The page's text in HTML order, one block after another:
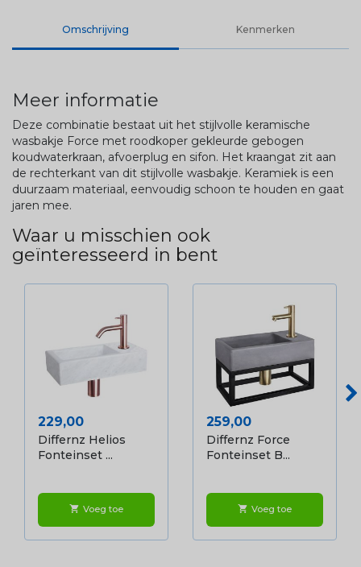
Omschrijving Kenmerken
Meer informatie
Deze combinatie bestaat uit het stijlvolle keramische
wasbakje Force met roodkoper gekleurde gebogen
koudwaterkraan, afvoerplug en sifon. Het kraangat zit aan
de rechterkant van dit stijlvolle wasbakje. Keramiek is een
duurzaam materiaal, eenvoudig schoon te houden en gaat
jaren mee.
Waar u misschien ook
geïnteresseerd in bent
Prijs
229,00
Differnz Helios
Fonteinset ...
shopping_cart Voeg toe
Prijs
259,00
Differnz Force
Fonteinset B...
shopping_cart Voeg toe